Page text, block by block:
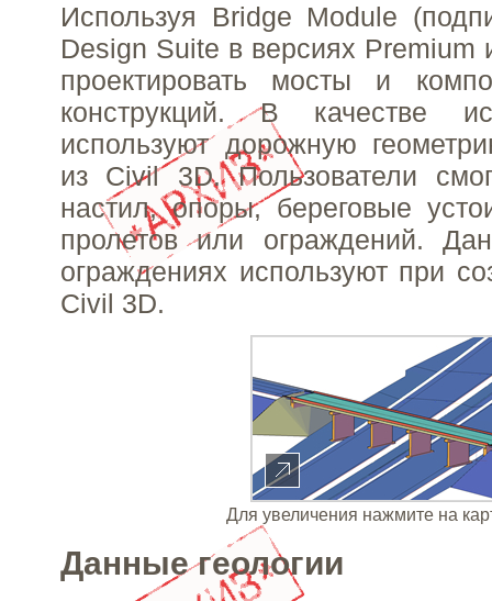
Используя Bridge Module
Design Suite в версиях
проектировать мосты и
конструкций. В качестве
используют дорожную
из Civil 3D. Пользователи
настил, опоры, береговые
пролетов или ограждений.
ограждениях используют при
Civil 3D.
Для увеличения нажмите на
Данные геологии